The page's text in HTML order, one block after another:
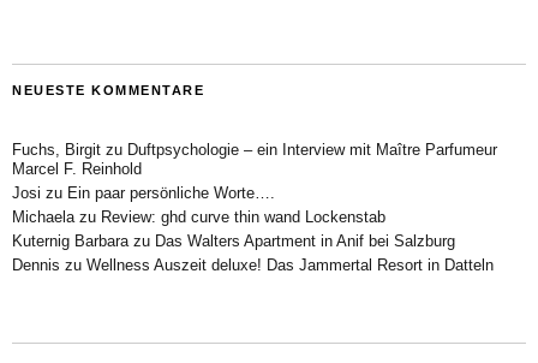
NEUESTE KOMMENTARE
Fuchs, Birgit zu Duftpsychologie – ein Interview mit Maître Parfumeur
Marcel F. Reinhold
Josi zu Ein paar persönliche Worte….
Michaela zu Review: ghd curve thin wand Lockenstab
Kuternig Barbara zu Das Walters Apartment in Anif bei Salzburg
Dennis zu Wellness Auszeit deluxe! Das Jammertal Resort in Datteln